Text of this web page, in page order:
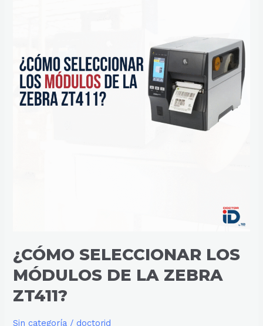
¿CÓMO SELECCIONAR LOS
MÓDULOS DE LA ZEBRA
ZT411?
Sin categoría / doctorid